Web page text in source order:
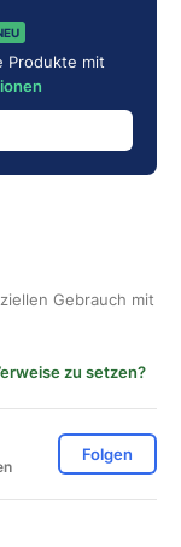
Produkte mit
Gebrauch mit
zu setzen?
Folgen